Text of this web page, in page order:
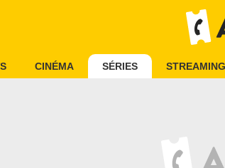
CINÉMA SÉRIES STREAMING